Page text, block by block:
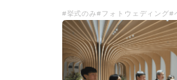
#挙式のみ#フォトウェディング#